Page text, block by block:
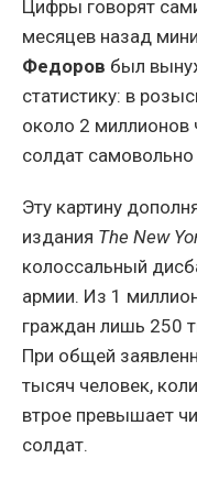
Цифры говорят
месяцев назад
Федоров был
статистику: в
около 2 миллионов
солдат самовольно
Эту картину
издания The New
колоссальный
армии. Из 1
граждан лишь 250
При общей
тысяч человек,
втрое превышает
солдат.